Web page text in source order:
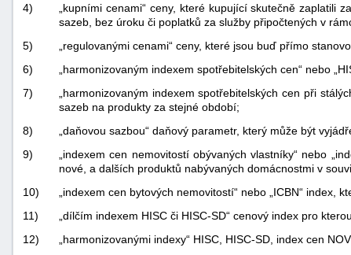
4)
„kupními cenami“ ceny, které kupující skutečně
sazeb, bez úroku či poplatků za služby připočtených v
5)
„regulovanými cenami“ ceny, které jsou buď přímo
6)
„harmonizovaným indexem spotřebitelských cen“ nebo
7)
„harmonizovaným indexem spotřebitelských cen při
sazeb na produkty za stejné období;
8)
„daňovou sazbou“ daňový parametr, který může být
9)
„indexem cen nemovitostí obývaných vlastníky“ nebo
nové, a dalších produktů nabývaných domácnostmi v
10)
„indexem cen bytových nemovitostí“ nebo „ICBN“
11)
„dílčím indexem HISC či HISC-SD“ cenový index pro
12)
„harmonizovanými indexy“ HISC, HISC-SD, index cen